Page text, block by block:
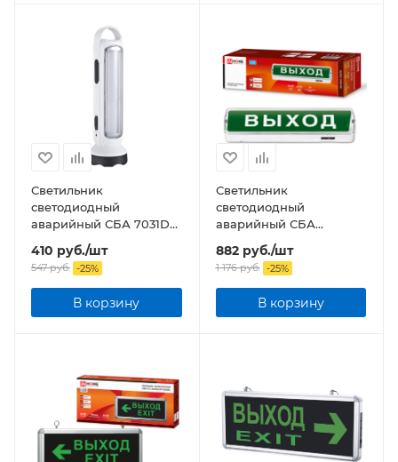
Светильник
светодиодный
аварийный СБА 7031DC
18LED 1.5Ah lithium
battery DC
410 руб./шт
547руб. -25%
В корзину
Светильник
светодиодный
аварийный СБА
8032С-24АС/DC 24LED с
наклейкой "ВЫХОД"
lead-acid АС/DC
882руб./шт
1 176руб. -25%
В корзину